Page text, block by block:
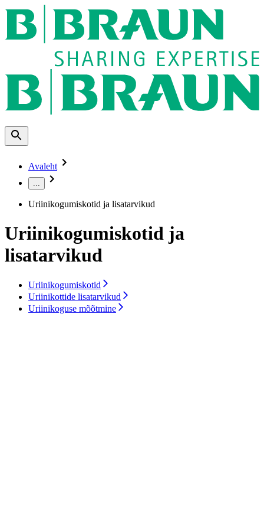
Avaleht
...
Uriinikogumiskotid ja lisatarvikud
Uriinikogumiskotid ja
lisatarvikud
Uriinikogumiskotid
Uriinikottide lisatarvikud
Uriinikoguse mõõtmine